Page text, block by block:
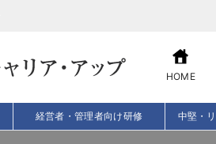
HOME
経営者・管理者向け研修 中堅・